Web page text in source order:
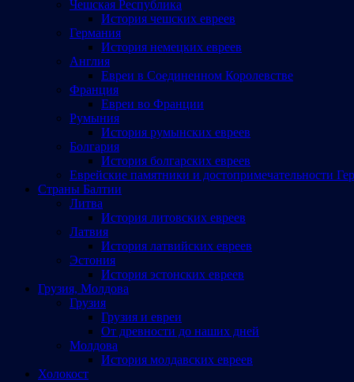
Чешская Республика
История чешских евреев
Германия
История немецких евреев
Англия
Евреи в Соединенном Королевстве
Франция
Евреи во Франции
Румыния
История румынских евреев
Болгария
История болгарских евреев
Еврейские памятники и достопримечательности
Страны Балтии
Литва
История литовских евреев
Латвия
История латвийских евреев
Эстония
История эстонских евреев
Грузия, Молдова
Грузия
Грузия и евреи
От древности до наших дней
Молдова
История молдавских евреев
Холокост